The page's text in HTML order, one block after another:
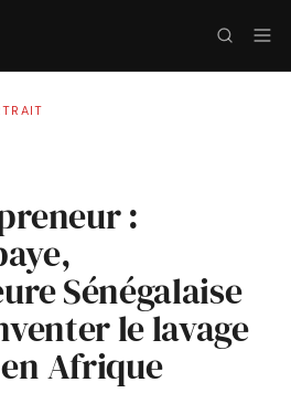
:
Sénégalaise
le lavage
Afrique